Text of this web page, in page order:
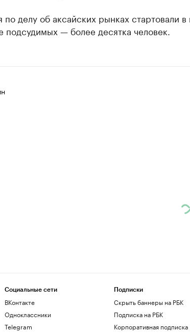
делу об аксайских рынках стартовали в
подсудимых — более десятка человек.
Социальные сети
ВКонтакте
Одноклассники
Telegram
Подписки
Скрыть баннеры на РБК
Подписка на РБК
Корпоративная подписка